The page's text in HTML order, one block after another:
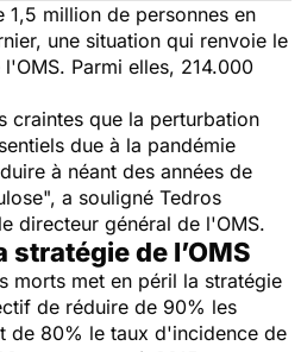
1,5 million de personnes en
une situation qui renvoie le
Parmi elles, 214.000
craintes que la perturbation
due à la pandémie
à néant des années de
a souligné Tedros
directeur général de l'OMS.
stratégie de l’OMS
morts met en péril la stratégie
de réduire de 90% les
de 80% le taux d'incidence de